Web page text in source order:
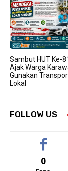
Sambut HUT Ke-
Ajak Warga
Gunakan
Lokal
FOLLOW US
0